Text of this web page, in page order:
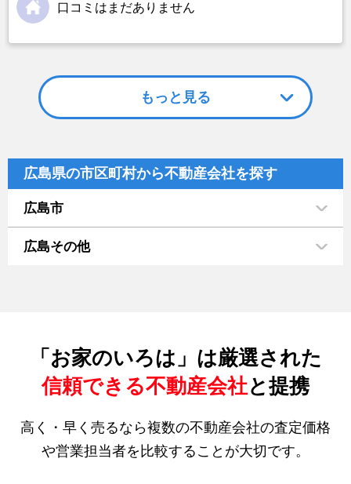
口コミはまだありません
もっと見る
広島県の市区町村から不動産会社を探す
広島市
広島その他
「お家のいろは」は厳選された
信頼できる不動産会社と提携
高く・早く売るなら複数の不動産会社の査定価格
や営業担当者を比較することが大切です。